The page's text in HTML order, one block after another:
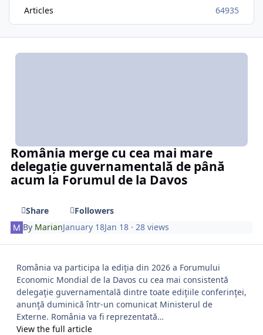
Articles 64935
România merge cu cea mai mare
delegație guvernamentală de până
acum la Forumul de la Davos
Share
Followers
By MarianJanuary 18Jan 18 · 28 views
România va participa la ediţia din 2026 a Forumului
Economic Mondial de la Davos cu cea mai consistentă
delegaţie guvernamentală dintre toate ediţiile conferinţei,
anunţă duminică într-un comunicat Ministerul de
Externe. România va fi reprezentată…
View the full article